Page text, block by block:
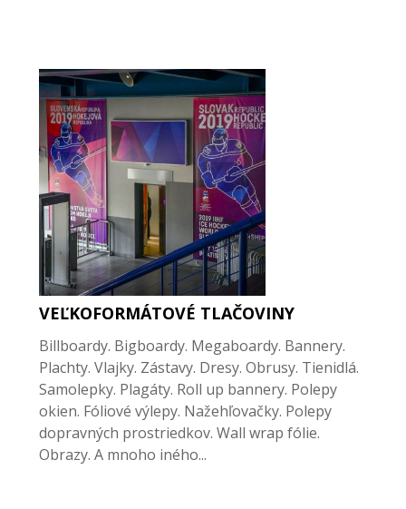
VEĽKOFORMÁTOVÉ TLAČOVINY
Billboardy. Bigboardy. Megaboardy. Bannery.
Plachty. Vlajky. Zástavy. Dresy. Obrusy. Tienidlá.
Samolepky. Plagáty. Roll up bannery. Polepy
okien. Fóliové výlepy. Nažehľovačky. Polepy
dopravných prostriedkov. Wall wrap fólie.
Obrazy. A mnoho iného...